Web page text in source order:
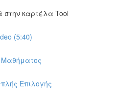
καρτέλα Tool
(5:40)
Μαθήματος
Επιλογής